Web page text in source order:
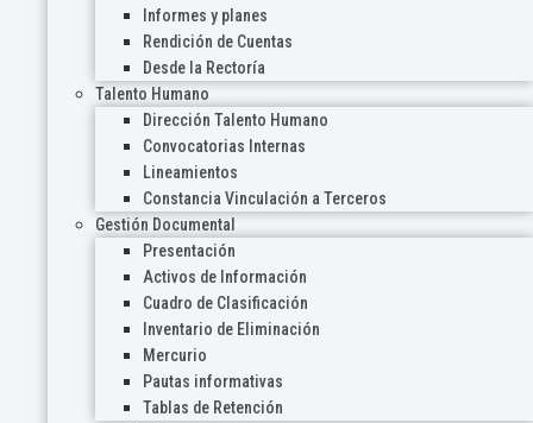
Informes y planes
Rendición de Cuentas
Desde la Rectoría
Talento Humano
Dirección Talento Humano
Convocatorias Internas
Lineamientos
Constancia Vinculación a Terceros
Gestión Documental
Presentación
Activos de Información
Cuadro de Clasificación
Inventario de Eliminación
Mercurio
Pautas informativas
Tablas de Retención